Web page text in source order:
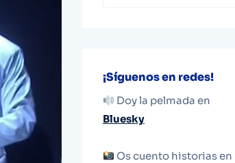
¡Síguenos en redes!
Doy la pelmada en
Bluesky
Os cuento historias en